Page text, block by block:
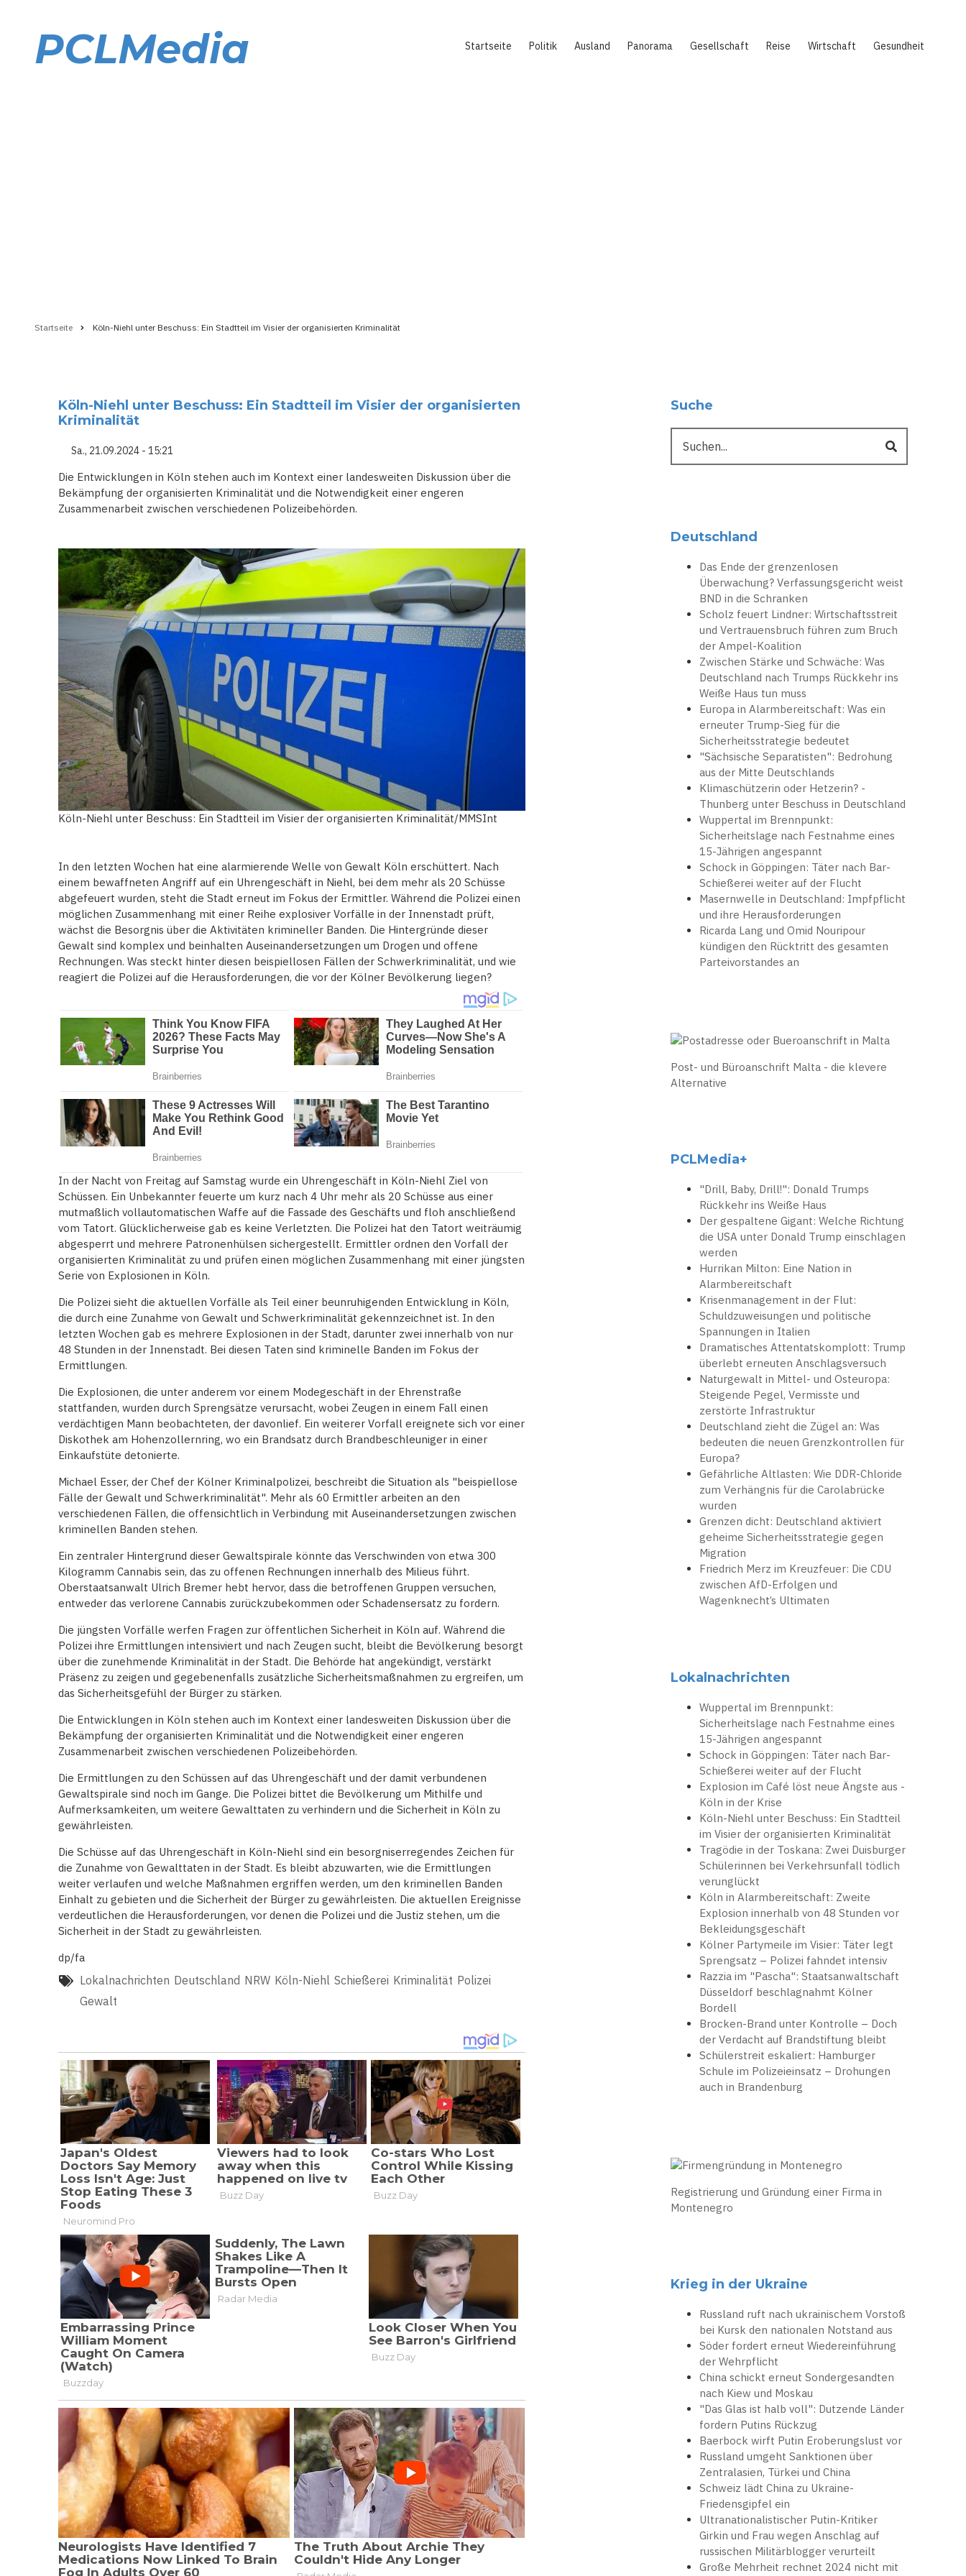
PCLMedia Startseite Politik Ausland Panorama Gesellschaft Reise Wirtschaft Gesundheit
Startseite Köln-Niehl unter Beschuss: Ein Stadtteil im Visier der organisierten Kriminalität
Köln-Niehl unter Beschuss: Ein Stadtteil im Visier der organisierten
Kriminalität
Sa., 21.09.2024 - 15:21
Die Entwicklungen in Köln stehen auch im Kontext einer landesweiten Diskussion über die
Bekämpfung der organisierten Kriminalität und die Notwendigkeit einer engeren
Zusammenarbeit zwischen verschiedenen Polizeibehörden.
Köln-Niehl unter Beschuss: Ein Stadtteil im Visier der organisierten Kriminalität/MMSInt
In den letzten Wochen hat eine alarmierende Welle von Gewalt Köln erschüttert. Nach
einem bewaffneten Angriff auf ein Uhrengeschäft in Niehl, bei dem mehr als 20 Schüsse
abgefeuert wurden, steht die Stadt erneut im Fokus der Ermittler. Während die Polizei einen
möglichen Zusammenhang mit einer Reihe explosiver Vorfälle in der Innenstadt prüft,
wächst die Besorgnis über die Aktivitäten krimineller Banden. Die Hintergründe dieser
Gewalt sind komplex und beinhalten Auseinandersetzungen um Drogen und offene
Rechnungen. Was steckt hinter diesen beispiellosen Fällen der Schwerkriminalität, und wie
reagiert die Polizei auf die Herausforderungen, die vor der Kölner Bevölkerung liegen?
In der Nacht von Freitag auf Samstag wurde ein Uhrengeschäft in Köln-Niehl Ziel von
Schüssen. Ein Unbekannter feuerte um kurz nach 4 Uhr mehr als 20 Schüsse aus einer
mutmaßlich vollautomatischen Waffe auf die Fassade des Geschäfts und floh anschließend
vom Tatort. Glücklicherweise gab es keine Verletzten. Die Polizei hat den Tatort weiträumig
abgesperrt und mehrere Patronenhülsen sichergestellt. Ermittler ordnen den Vorfall der
organisierten Kriminalität zu und prüfen einen möglichen Zusammenhang mit einer jüngsten
Serie von Explosionen in Köln.
Die Polizei sieht die aktuellen Vorfälle als Teil einer beunruhigenden Entwicklung in Köln,
die durch eine Zunahme von Gewalt und Schwerkriminalität gekennzeichnet ist. In den
letzten Wochen gab es mehrere Explosionen in der Stadt, darunter zwei innerhalb von nur
48 Stunden in der Innenstadt. Bei diesen Taten sind kriminelle Banden im Fokus der
Ermittlungen.
Die Explosionen, die unter anderem vor einem Modegeschäft in der Ehrenstraße
stattfanden, wurden durch Sprengsätze verursacht, wobei Zeugen in einem Fall einen
verdächtigen Mann beobachteten, der davonlief. Ein weiterer Vorfall ereignete sich vor einer
Diskothek am Hohenzollernring, wo ein Brandsatz durch Brandbeschleuniger in einer
Einkaufstüte detonierte.
Michael Esser, der Chef der Kölner Kriminalpolizei, beschreibt die Situation als "beispiellose
Fälle der Gewalt und Schwerkriminalität". Mehr als 60 Ermittler arbeiten an den
verschiedenen Fällen, die offensichtlich in Verbindung mit Auseinandersetzungen zwischen
kriminellen Banden stehen.
Ein zentraler Hintergrund dieser Gewaltspirale könnte das Verschwinden von etwa 300
Kilogramm Cannabis sein, das zu offenen Rechnungen innerhalb des Milieus führt.
Oberstaatsanwalt Ulrich Bremer hebt hervor, dass die betroffenen Gruppen versuchen,
entweder das verlorene Cannabis zurückzubekommen oder Schadensersatz zu fordern.
Die jüngsten Vorfälle werfen Fragen zur öffentlichen Sicherheit in Köln auf. Während die
Polizei ihre Ermittlungen intensiviert und nach Zeugen sucht, bleibt die Bevölkerung besorgt
über die zunehmende Kriminalität in der Stadt. Die Behörde hat angekündigt, verstärkt
Präsenz zu zeigen und gegebenenfalls zusätzliche Sicherheitsmaßnahmen zu ergreifen, um
das Sicherheitsgefühl der Bürger zu stärken.
Die Entwicklungen in Köln stehen auch im Kontext einer landesweiten Diskussion über die
Bekämpfung der organisierten Kriminalität und die Notwendigkeit einer engeren
Zusammenarbeit zwischen verschiedenen Polizeibehörden.
Die Ermittlungen zu den Schüssen auf das Uhrengeschäft und der damit verbundenen
Gewaltspirale sind noch im Gange. Die Polizei bittet die Bevölkerung um Mithilfe und
Aufmerksamkeiten, um weitere Gewalttaten zu verhindern und die Sicherheit in Köln zu
gewährleisten.
Die Schüsse auf das Uhrengeschäft in Köln-Niehl sind ein besorgniserregendes Zeichen für
die Zunahme von Gewalttaten in der Stadt. Es bleibt abzuwarten, wie die Ermittlungen
weiter verlaufen und welche Maßnahmen ergriffen werden, um den kriminellen Banden
Einhalt zu gebieten und die Sicherheit der Bürger zu gewährleisten. Die aktuellen Ereignisse
verdeutlichen die Herausforderungen, vor denen die Polizei und die Justiz stehen, um die
Sicherheit in der Stadt zu gewährleisten.
dp/fa
Lokalnachrichten Deutschland NRW Köln-Niehl Schießerei Kriminalität Polizei
Gewalt
Suche
Deutschland
Das Ende der grenzenlosen
Überwachung? Verfassungsgericht weist
BND in die Schranken
Scholz feuert Lindner: Wirtschaftsstreit
und Vertrauensbruch führen zum Bruch
der Ampel-Koalition
Zwischen Stärke und Schwäche: Was
Deutschland nach Trumps Rückkehr ins
Weiße Haus tun muss
Europa in Alarmbereitschaft: Was ein
erneuter Trump-Sieg für die
Sicherheitsstrategie bedeutet
"Sächsische Separatisten": Bedrohung
aus der Mitte Deutschlands
Klimaschützerin oder Hetzerin? -
Thunberg unter Beschuss in Deutschland
Wuppertal im Brennpunkt:
Sicherheitslage nach Festnahme eines
15-Jährigen angespannt
Schock in Göppingen: Täter nach Bar-
Schießerei weiter auf der Flucht
Masernwelle in Deutschland: Impfpflicht
und ihre Herausforderungen
Ricarda Lang und Omid Nouripour
kündigen den Rücktritt des gesamten
Parteivorstandes an
Post- und Büroanschrift Malta - die klevere
Alternative
PCLMedia+
"Drill, Baby, Drill!": Donald Trumps
Rückkehr ins Weiße Haus
Der gespaltene Gigant: Welche Richtung
die USA unter Donald Trump einschlagen
werden
Hurrikan Milton: Eine Nation in
Alarmbereitschaft
Krisenmanagement in der Flut:
Schuldzuweisungen und politische
Spannungen in Italien
Dramatisches Attentatskomplott: Trump
überlebt erneuten Anschlagsversuch
Naturgewalt in Mittel- und Osteuropa:
Steigende Pegel, Vermisste und
zerstörte Infrastruktur
Deutschland zieht die Zügel an: Was
bedeuten die neuen Grenzkontrollen für
Europa?
Gefährliche Altlasten: Wie DDR-Chloride
zum Verhängnis für die Carolabrücke
wurden
Grenzen dicht: Deutschland aktiviert
geheime Sicherheitsstrategie gegen
Migration
Friedrich Merz im Kreuzfeuer: Die CDU
zwischen AfD-Erfolgen und
Wagenknecht’s Ultimaten
Lokalnachrichten
Wuppertal im Brennpunkt:
Sicherheitslage nach Festnahme eines
15-Jährigen angespannt
Schock in Göppingen: Täter nach Bar-
Schießerei weiter auf der Flucht
Explosion im Café löst neue Ängste aus -
Köln in der Krise
Köln-Niehl unter Beschuss: Ein Stadtteil
im Visier der organisierten Kriminalität
Tragödie in der Toskana: Zwei Duisburger
Schülerinnen bei Verkehrsunfall tödlich
verunglückt
Köln in Alarmbereitschaft: Zweite
Explosion innerhalb von 48 Stunden vor
Bekleidungsgeschäft
Kölner Partymeile im Visier: Täter legt
Sprengsatz – Polizei fahndet intensiv
Razzia im "Pascha": Staatsanwaltschaft
Düsseldorf beschlagnahmt Kölner
Bordell
Brocken-Brand unter Kontrolle – Doch
der Verdacht auf Brandstiftung bleibt
Schülerstreit eskaliert: Hamburger
Schule im Polizeieinsatz – Drohungen
auch in Brandenburg
Registrierung und Gründung einer Firma in
Montenegro
Krieg in der Ukraine
Russland ruft nach ukrainischem Vorstoß
bei Kursk den nationalen Notstand aus
Söder fordert erneut Wiedereinführung
der Wehrpflicht
China schickt erneut Sondergesandten
nach Kiew und Moskau
"Das Glas ist halb voll": Dutzende Länder
fordern Putins Rückzug
Baerbock wirft Putin Eroberungslust vor
Russland umgeht Sanktionen über
Zentralasien, Türkei und China
Schweiz lädt China zu Ukraine-
Friedensgipfel ein
Ultranationalistischer Putin-Kritiker
Girkin und Frau wegen Anschlag auf
russischen Militärblogger verurteilt
Große Mehrheit rechnet 2024 nicht mit